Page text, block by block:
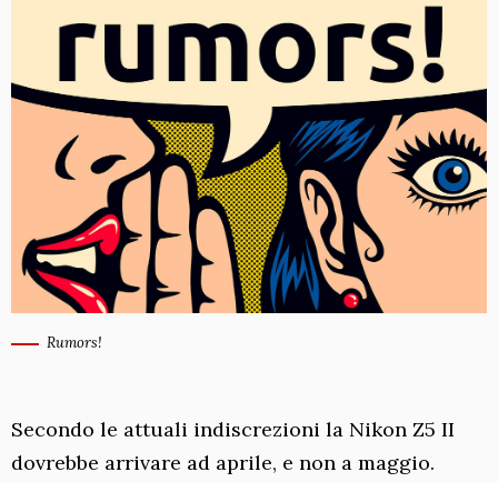
Rumors!
Secondo le attuali indiscrezioni la Nikon Z5 II
dovrebbe arrivare ad aprile, e non a maggio.